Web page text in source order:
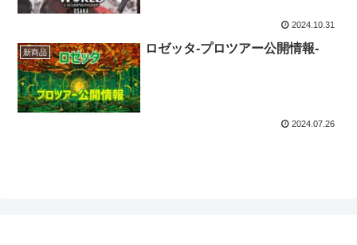
2024.10.31
新商品 ロゼッタ-プロツアー公開情報-
2024.07.26